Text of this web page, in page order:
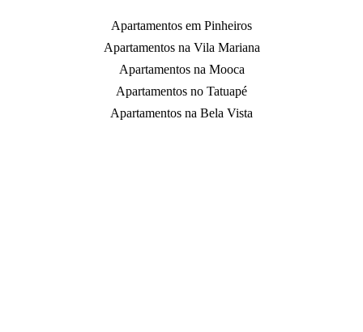
Apartamentos em Pinheiros
Apartamentos na Vila Mariana
Apartamentos na Mooca
Apartamentos no Tatuapé
Apartamentos na Bela Vista